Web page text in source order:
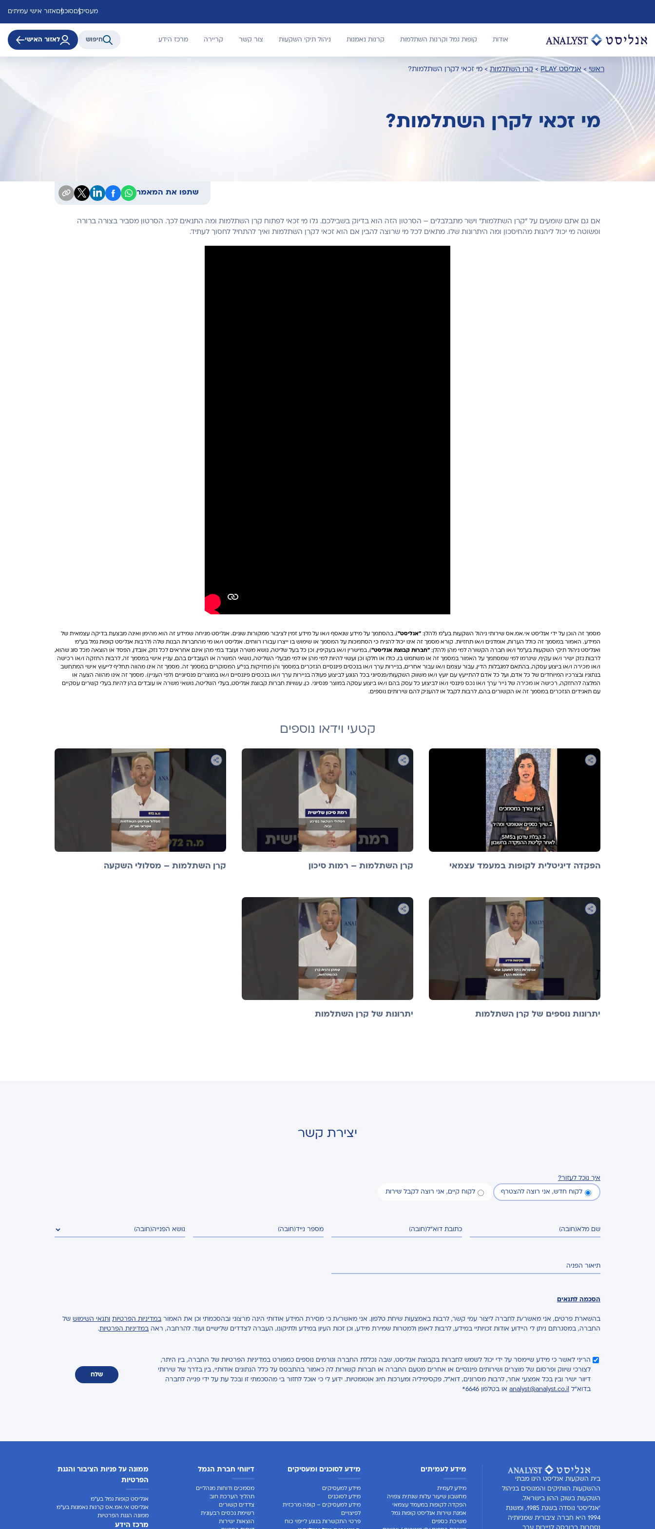
מעסיקים סוכנים אזור אישי עמיתים
אודות קופות גמל וקרנות השתלמות קרנות נאמנות ניהול תיקי השקעות צור קשר קריירה מרכז הידע חיפוש לאזור האישי
ראשי >אנליסט PLAY >קרן השתלמות> מי זכאי לקרן השתלמות?
מי זכאי לקרן השתלמות?
שתפו את המאמר
אם גם אתם שומעים על "קרן השתלמות" וישר מתבלבלים – הסרטון הזה הוא בדיוק בשבילכם. גלו מי זכאי לפתוח קרן השתלמות ומה התנאים לכך. הסרטון מסביר בצורה ברורה
ופשוטה מי יכול ליהנות מהחיסכון ומה היתרונות שלו. מתאים לכל מי שרוצה להבין אם הוא זכאי לקרן השתלמות ואיך להתחיל לחסוך לעתיד.
מסמך זה הוכן על ידי אנליסט אי.אמ.אס שירותי ניהול השקעות בע"מ (להלן: "אנליסט"), בהסתמך על מידע שנאסף ו/או על מידע זמין לציבור ממקורות שונים. אנליסט מניחה שמידע זה הוא מהימן ואינה מבצעת בדיקה עצמאית של
המידע. האמור במסמך זה כולל הערות, אומדנים ו/או תחזיות. קורא מסמך זה אינו יכול להניח כי הסתמכות על המסמך או שימוש בו ייצרו עבורו רווחים. אנליסט ו/או מי מהחברות הבנות שלה (לרבות אנליסט קופות גמל בע"מ
ואנליסט ניהול תיקי השקעות בע"מ" ו/או חברה הקשורה למי מהן (להלן: "חברות קבוצת אנליסט"), במישרין ו/או בעקיפין, וכן כל בעל שליטה, נושא משרה ועובד במי מהן אינם אחראים לכל נזק, אובדן, הפסד או הוצאה מכל סוג שהוא,
לרבות נזק ישיר ו/או עקיף, שיגרמו למי שמסתמך על האמור במסמך זה או משתמש בו, כולו או חלקו וכן ועשוי להיות למי מהן או למי מבעלי השליטה, נושאי המשרה או העובדים בהם, עניין אישי במסמך זה, לרבות החזקה ו/או רכישה
ו/או מכירה ו/או ביצוע עסקה, בהתאם למגבלות הדין, עבור עצמם ו/או עבור אחרים, בניירות ערך ו/או בנכסים פיננסיים הנזכרים במסמך והן מחזיקות בני"ע המסוקרים במסמך זה. מסמך זה אינו מהווה תחליף לייעוץ אישי המתחשב
בנתוניו ובצרכיו המיוחדים של כל אדם, ועל כל אדם להתייעץ עם יועץ ו/או משווק השקעות/פנסיוני בכל הנוגע לביצוע פעולה בניירות ערך ו/או בנכסים פיננסיים ו/או במוצרים פנסיוניים (לפי העניין). מסמך זה אינו מהווה הצעה או
המלצה להחזקה, רכישה או מכירה של נייר ערך ו/או נכס פיננסי ו/או לביצוע כל עסק בהם ו/או ביצוע עסקה במוצר פנסיוני. כן, עשויות חברות קבוצת אנליסט, בעלי השליטה, נושאי משרה או עובדים בהן להיות בעלי קשרים עסקיים
עם תאגידים הנזכרים במסמך זה או הקשורים בהם, לרבות לקבל או להעניק להם שירותים נוספים.
קטעי וידאו נוספים
הפקדה דיגיטלית לקופות במעמד עצמאי קרן השתלמות – רמות סיכון קרן השתלמות – מסלולי השקעה
יתרונות נוספים של קרן השתלמות יתרונות של קרן השתלמות
יצירת קשר
איך נוכל לעזור?
לקוח חדש, אני רוצה להצטרף לקוח קיים, אני רוצה לקבל שירות
שם מלא(חובה) כתובת דוא"ל(חובה) מספר נייד(חובה) נושא הפנייה(חובה)
תיאור הפניה
הסכמה לתנאים
בהשארת פרטים, אני מאשר/ת לחברה ליצור עמי קשר, לרבות באמצעות שיחת טלפון. אני מאשר/ת כי מסירת המידע אודותי הינה מרצוני ובהסכמתי וכן את האמור במדיניות הפרטיות ותנאי השימוש של
החברה, במסגרתם ניתן לי היידוע אודות זכויותיי במידע, לרבות לאופן ולמטרות שמירת מידע, וכן זכות העיון במידע ולתיקונו, העברה לצדדים שלישיים ועוד. להרחבה, ראה במדיניות הפרטיות.
הריני לאשר כי מידע שיימסר על ידי יכול לשמש לחברות בקבוצת אנליסט, שבה נכללת החברה וגורמים נוספים כמפורט במדיניות הפרטיות של החברה, בין היתר,
לצורכי שיווק ופרסום של מוצרים ושירותים פיננסיים או אחרים מטעם החברה או חברות קשורות לה כאמור בהתבסס על כלל הנתונים אודותיי, בין בדרך של שירותי
דיוור ישיר ובין בכל אמצעי אחר, לרבות מסרונים, דוא"ל, פקסימיליה ומערכות חיוג אוטומטיות. ידוע לי כי אוכל לחזור בי מהסכמתי זו ובכל עת על ידי פנייה לחברה
בדוא"ל
analyst@analyst.co.il או בטלפון 6646*
שלח
בית השקעות אנליסט הינו מבתי
ההשקעות הוותיקים והמנוסים בניהול
השקעות בשוק ההון בישראל.
'אנליסט' נוסדה בשנת 1985, ומשנת
1994 היא חברה ציבורית שמניותיה
מידע לעמיתים
מידע לעמית
מחשבון שיעור עלות שנתית צפויה
הפקדה לקופות במעמד עצמאי
אמנת שירות אנליסט קופות גמל
משיכת כספים
מידע לסוכנים ומעסיקים
מידע למעסיקים
מידע לסוכנים
מידע למעסיקים – קופה מרכזית
לפיצויים
פרטי התקשרות בנוגע לייפוי כוח
דיווחי חברת הגמל
מסמכים ודוחות מנהליים
תהליך הערכת חוב
צדדים קשורים
רשימת נכסים רבעונית
הוצאות ישירות
ממונה על פניות הציבור והגנת
הפרטיות
אנליסט קופות גמל בע"מ
אנליסט אי.אמ.אס קרנות נאמנות בע"מ
ממונה הגנת הפרטיות
מרכז הידע